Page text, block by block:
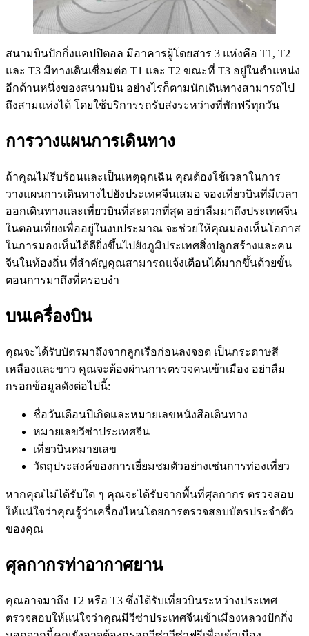
สนามบินปักกิ่งแคปปิตอล มีอาคารผู้โดยสาร 3 แห่งคือ T1, T2
และ T3 มีทางเดินเชื่อมต่อ T1 และ T2 ขณะที่ T3 อยู่ในตำแหน่ง
อีกด้านหนึ่งของสนามบิน อย่างไรก็ตามนักเดินทางสามารถไป
ถึงสามแห่งได้ โดยใช้บริการรถรับส่งระหว่างที่พักฟรีทุกวัน
การวางแผนการเดินทาง
ถ้าคุณไม่รีบร้อนและเป็นเหตุฉุกเฉิน คุณต้องใช้เวลาในการ
วางแผนการเดินทางไปยังประเทศจีนเสมอ จองเที่ยวบินที่มีเวลา
ออกเดินทางและเที่ยวบินที่สะดวกที่สุด อย่าลืมมาถึงประเทศจีน
ในตอนเที่ยงเพื่ออยู่ในงบประมาณ จะช่วยให้คุณมองเห็นโอกาส
ในการมองเห็นได้ดียิ่งขึ้นไปยังภูมิประเทศสิ่งปลูกสร้างและคน
จีนในท้องถิ่น ที่สำคัญคุณสามารถแจ้งเตือนได้มากขึ้นด้วยขั้น
ตอนการมาถึงที่ครอบงำ
บนเครื่องบิน
คุณจะได้รับบัตรมาถึงจากลูกเรือก่อนลงจอด เป็นกระดาษสี
เหลืองและขาว คุณจะต้องผ่านการตรวจคนเข้าเมือง อย่าลืม
กรอกข้อมูลดังต่อไปนี้:
ชื่อวันเดือนปีเกิดและหมายเลขหนังสือเดินทาง
หมายเลขวีซ่าประเทศจีน
เที่ยวบินหมายเลข
วัตถุประสงค์ของการเยี่ยมชมตัวอย่างเช่นการท่องเที่ยว
หากคุณไม่ได้รับใด ๆ คุณจะได้รับจากพื้นที่ศุลกากร ตรวจสอบ
ให้แน่ใจว่าคุณรู้ว่าเครื่องไหนโดยการตรวจสอบบัตรประจำตัว
ของคุณ
ศุลกากรท่าอากาศยาน
คุณอาจมาถึง T2 หรือ T3 ซึ่งได้รับเที่ยวบินระหว่างประเทศ
ตรวจสอบให้แน่ใจว่าคุณมีวีซ่าประเทศจีนเข้าเมืองหลวงปักกิ่ง